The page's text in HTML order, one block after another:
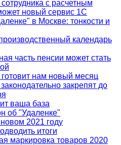
с расчетным
новый сервис 1С
в Москве: тонкости и
календарь
часть пенсии может стать
готовит нам новый месяц
закрепят до
ваша база
об "Удаленке"
2021 году
итоги
маркировка товаров 2020